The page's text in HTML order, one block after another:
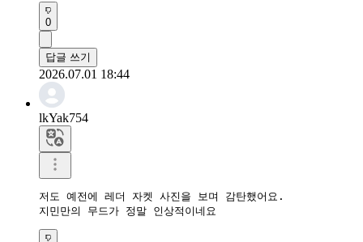
0
답글 쓰기
2026.07.01 18:44
lkYak754
저도 예전에 레더 자켓 사진을 보며 감탄했어요.
지민만의 무드가 정말 인상적이네요